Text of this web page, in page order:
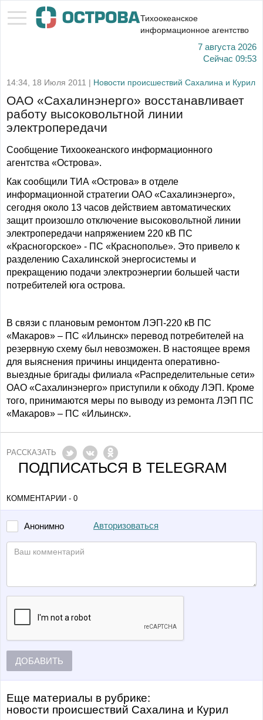
Тихоокеанское
информационное агентство
7 августа 2026
Сейчас 09:53
14:34, 18 Июля 2011 | Новости происшествий Сахалина и Курил
ОАО «Сахалинэнерго» восстанавливает
работу высоковольтной линии
электропередачи
Сообщение Тихоокеанского информационного
агентства «Острова».
Как сообщили ТИА «Острова» в отделе
информационной стратегии ОАО «Сахалинэнерго»,
сегодня около 13 часов действием автоматических
защит произошло отключение высоковольтной линии
электропередачи напряжением 220 кВ ПС
«Красногорское» - ПС «Краснополье». Это привело к
разделению Сахалинской энергосистемы и
прекращению подачи электроэнергии большей части
потребителей юга острова.
В связи с плановым ремонтом ЛЭП-220 кВ ПС
«Макаров» – ПС «Ильинск» перевод потребителей на
резервную схему был невозможен. В настоящее время
для выяснения причины инцидента оперативно-
выездные бригады филиала «Распределительные сети»
ОАО «Сахалинэнерго» приступили к обходу ЛЭП. Кроме
того, принимаются меры по выводу из ремонта ЛЭП ПС
«Макаров» – ПС «Ильинск».
РАССКАЗАТЬ
ПОДПИСАТЬСЯ В TELEGRAM
КОММЕНТАРИИ - 0
Анонимно Авторизоваться
ДОБАВИТЬ
Еще материалы в рубрике:
Новости происшествий Сахалина и Курил